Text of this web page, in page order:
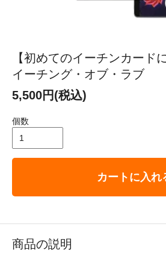
【初めてのイーチンカードに
イーチング・オブ・ラブ
5,500円(税込)
個数
カートに入れ
商品の説明